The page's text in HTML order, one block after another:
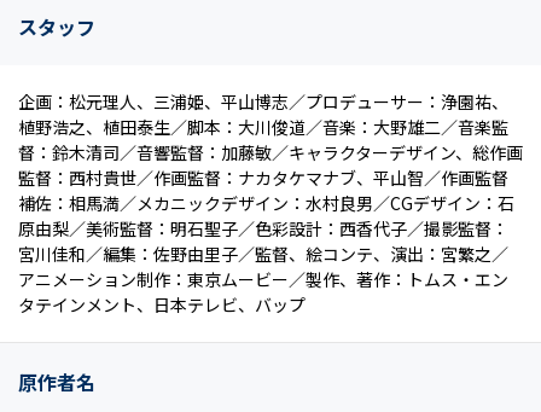
スタッフ
企画：松元理人、三浦姫、平山博志／プロデューサー：浄園祐、
植野浩之、植田泰生／脚本：大川俊道／音楽：大野雄二／音楽監
督：鈴木清司／音響監督：加藤敏／キャラクターデザイン、総作画
監督：西村貴世／作画監督：ナカタケマナブ、平山智／作画監督
補佐：相馬満／メカニックデザイン：水村良男／CGデザイン：石
原由梨／美術監督：明石聖子／色彩設計：西香代子／撮影監督：
宮川佳和／編集：佐野由里子／監督、絵コンテ、演出：宮繁之／
アニメーション制作：東京ムービー／製作、著作：トムス・エン
タテインメント、日本テレビ、バップ
原作者名